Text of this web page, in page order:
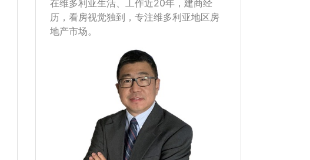
在维多利亚生活、工作近20年，建商经
历，看房视觉独到，专注维多利亚地区房
地产市场。